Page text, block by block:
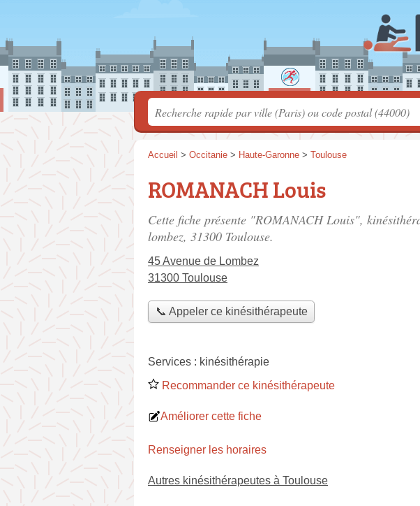
Accueil > Occitanie > Haute-Garonne > Toulouse
ROMANACH Louis
Cette fiche présente "ROMANACH Louis",
lombez, 31300 Toulouse.
45 Avenue de Lombez
31300 Toulouse
📞 Appeler ce kinésithérapeute
Services : kinésithérapie
Recommander ce kinésithérapeute
Améliorer cette fiche
Renseigner les horaires
Autres kinésithérapeutes à Toulouse